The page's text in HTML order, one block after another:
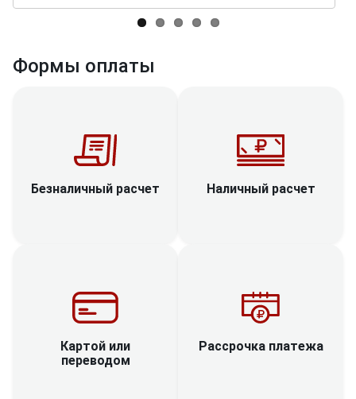
Формы оплаты
Безналичный расчет Наличный расчет
Картой или
переводом
Рассрочка платежа